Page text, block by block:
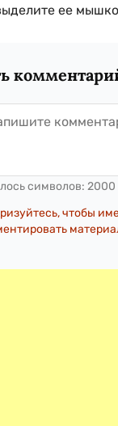
ее
символов: 2000
чтобы